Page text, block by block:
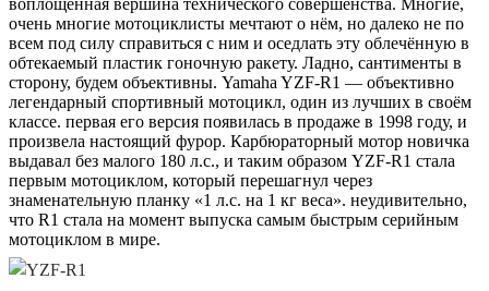
очень многие мотоциклисты мечтают о нём, но далеко не по
всем под силу справиться с ним и оседлать эту облечённую в
обтекаемый пластик гоночную ракету. Ладно, сантименты в
сторону, будем объективны. Yamaha YZF-R1 — объективно
легендарный спортивный мотоцикл, один из лучших в своём
классе. первая его версия появилась в продаже в 1998 году, и
произвела настоящий фурор. Карбюраторный мотор новичка
выдавал без малого 180 л.с., и таким образом YZF-R1 стала
первым мотоциклом, который перешагнул через
знаменательную планку «1 л.с. на 1 кг веса». неудивительно,
что R1 стала на момент выпуска самым быстрым серийным
мотоциклом в мире.